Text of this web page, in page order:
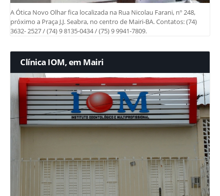
A Ótica Novo Olhar fica localizada na Rua Nicolau Farani, nº 248,
próximo a Praça J.J. Seabra, no centro de Mairi-BA. Contatos: (74)
3632- 2527 / (74) 9 8135-0434 / (75) 9 9941-7809.
Clínica IOM, em Mairi